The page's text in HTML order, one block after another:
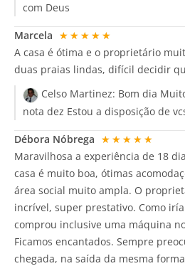
com Deus
Marcela ★★★★★
A casa é ótima e o proprietário
duas praias lindas, difícil decidir
Celso Martinez: Bom dia
nota dez Estou a disposição de
Débora Nóbrega ★★★★★
Maravilhosa a experiência de 18
casa é muito boa, ótimas
área social muito ampla. O
incrível, super prestativo. Como
comprou inclusive uma máquina
Ficamos encantados. Sempre
chegada, na saída da mesma